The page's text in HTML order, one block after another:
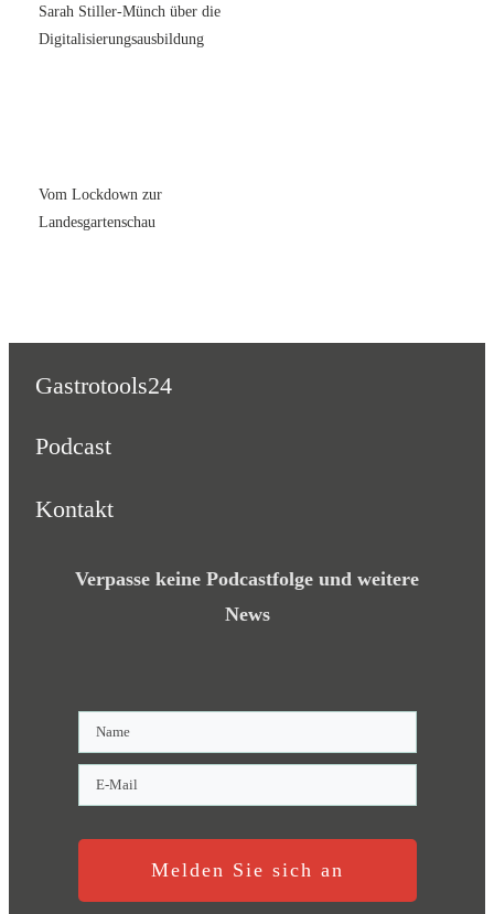
Sarah Stiller-Münch über die
Digitalisierungsausbildung
Vom Lockdown zur
Landesgartenschau
Gastrotools24
Podcast
Kontakt
Verpasse keine Podcastfolge und weitere
News
Melden Sie sich an